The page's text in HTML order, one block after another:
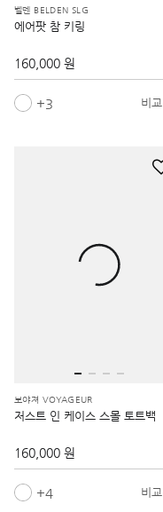
벨덴 BELDEN SLG
에어팟 참 키링
160,000 원
3 비교
보야져 VOYAGEUR
저스트 인 케이스 스몰 토트백
160,000 원
4 비교